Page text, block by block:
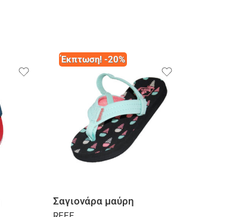
Έκπτωση! -20%
Σαγιονάρα μαύρη